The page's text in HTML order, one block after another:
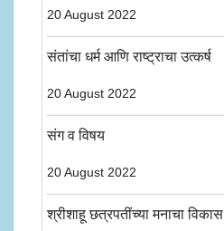
20 August 2022
संतांचा धर्म आणि राष्ट्राचा उत्कर्ष
20 August 2022
संग व विषय
20 August 2022
श्रीशाहू छत्रपतींच्या मनाचा विकास